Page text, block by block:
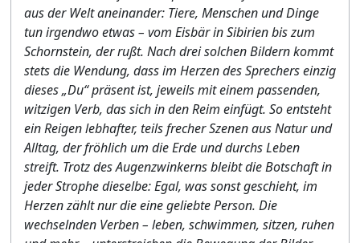
aus der Welt aneinander: Tiere, Menschen und Dinge
tun irgendwo etwas – vom Eisbär in Sibirien bis zum
Schornstein, der rußt. Nach drei solchen Bildern kommt
stets die Wendung, dass im Herzen des Sprechers einzig
dieses „Du“ präsent ist, jeweils mit einem passenden,
witzigen Verb, das sich in den Reim einfügt. So entsteht
ein Reigen lebhafter, teils frecher Szenen aus Natur und
Alltag, der fröhlich um die Erde und durchs Leben
streift. Trotz des Augenzwinkerns bleibt die Botschaft in
jeder Strophe dieselbe: Egal, was sonst geschieht, im
Herzen zählt nur die eine geliebte Person. Die
wechselnden Verben – leben, schwimmen, sitzen, ruhen